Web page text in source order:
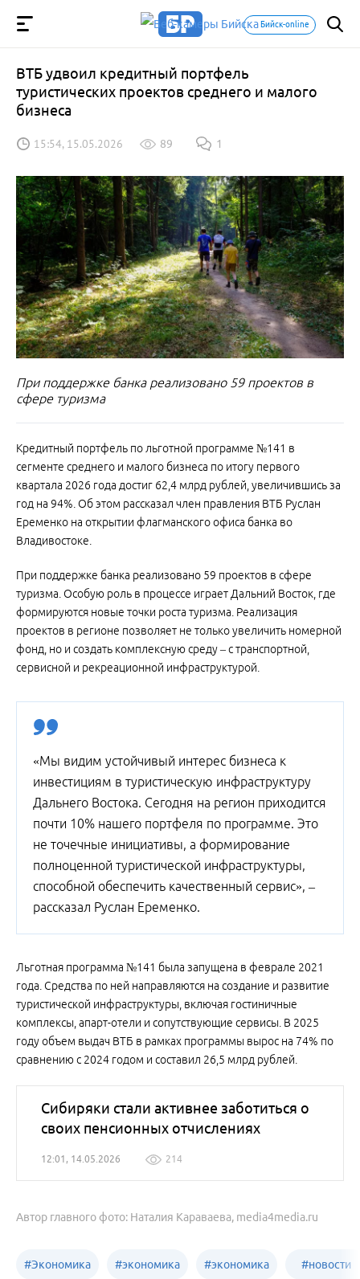
Бийск-online
ВТБ удвоил кредитный портфель
туристических проектов среднего и малого
бизнеса
15:54, 15.05.2026 89 1
При поддержке банка реализовано 59 проектов в
сфере туризма
Кредитный портфель по льготной программе №141 в
сегменте среднего и малого бизнеса по итогу первого
квартала 2026 года достиг 62,4 млрд рублей, увеличившись за
год на 94%. Об этом рассказал член правления ВТБ Руслан
Еременко на открытии флагманского офиса банка во
Владивостоке.
При поддержке банка реализовано 59 проектов в сфере
туризма. Особую роль в процессе играет Дальний Восток, где
формируются новые точки роста туризма. Реализация
проектов в регионе позволяет не только увеличить номерной
фонд, но и создать комплексную среду – с транспортной,
сервисной и рекреационной инфраструктурой.
«Мы видим устойчивый интерес бизнеса к
инвестициям в туристическую инфраструктуру
Дальнего Востока. Сегодня на регион приходится
почти 10% нашего портфеля по программе. Это
не точечные инициативы, а формирование
полноценной туристической инфраструктуры,
способной обеспечить качественный сервис», –
рассказал Руслан Еременко.
Льготная программа №141 была запущена в феврале 2021
года. Средства по ней направляются на создание и развитие
туристической инфраструктуры, включая гостиничные
комплексы, апарт-отели и сопутствующие сервисы. В 2025
году объем выдач ВТБ в рамках программы вырос на 74% по
сравнению с 2024 годом и составил 26,5 млрд рублей.
Сибиряки стали активнее заботиться о
своих пенсионных отчислениях
12:01, 14.05.2026 214
Автор главного фото: Наталия Караваева, media4media.ru
#Экономика #экономика #экономика #новости